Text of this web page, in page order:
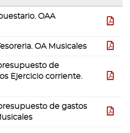
OAA
OA Musicales
de
Ejercicio corriente.
de gastos